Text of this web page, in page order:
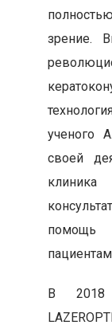
зрение.
ученого
своей
В